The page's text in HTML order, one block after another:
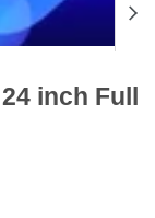
inch Full